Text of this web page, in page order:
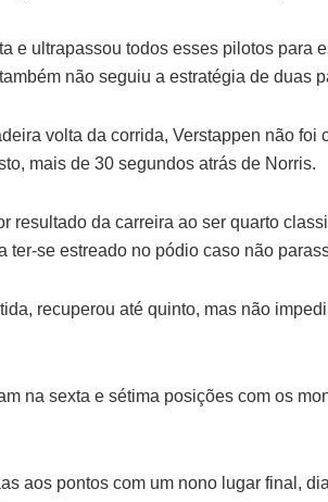
e ultrapassou todos esses pilotos para
não seguiu a estratégia de duas
volta da corrida, Verstappen não foi
mais de 30 segundos atrás de Norris.
resultado da carreira ao ser quarto
ter-se estreado no pódio caso não
recuperou até quinto, mas não
na sexta e sétima posições com os
aos pontos com um nono lugar final,